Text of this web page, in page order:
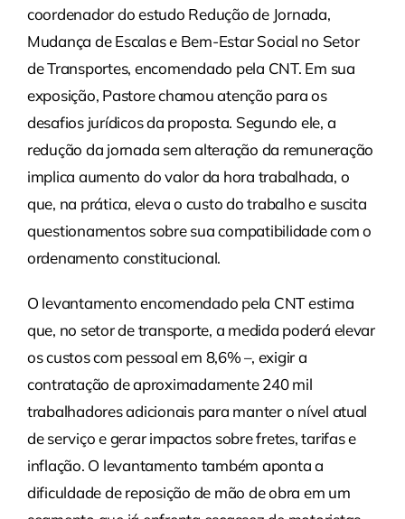
coordenador do estudo Redução de Jornada,
Mudança de Escalas e Bem-Estar Social no Setor
de Transportes, encomendado pela CNT. Em sua
exposição, Pastore chamou atenção para os
desafios jurídicos da proposta. Segundo ele, a
redução da jornada sem alteração da remuneração
implica aumento do valor da hora trabalhada, o
que, na prática, eleva o custo do trabalho e suscita
questionamentos sobre sua compatibilidade com o
ordenamento constitucional.
O levantamento encomendado pela CNT estima
que, no setor de transporte, a medida poderá elevar
os custos com pessoal em 8,6% –, exigir a
contratação de aproximadamente 240 mil
trabalhadores adicionais para manter o nível atual
de serviço e gerar impactos sobre fretes, tarifas e
inflação. O levantamento também aponta a
dificuldade de reposição de mão de obra em um